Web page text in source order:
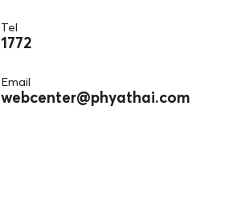
Tel
1772
Email
webcenter@phyathai.com